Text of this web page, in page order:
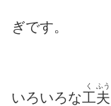
ぎです。
いろいろな工
く
夫
ふう